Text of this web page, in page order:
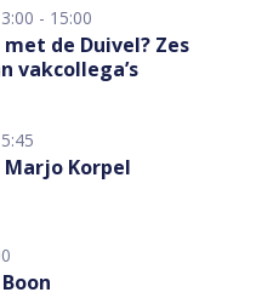
- 15:00
de Duivel? Zes
vakcollega’s
Korpel